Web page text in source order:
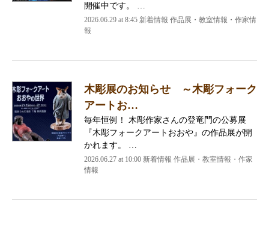
開催中です。 …
2026.06.29 at 8:45 新着情報 作品展・教室情報・作家情
報
木彫展のお知らせ ～木彫フォーク
アートお…
毎年恒例！ 木彫作家さんの登竜門の公募展
『木彫フォークアートおおや』の作品展が開
かれます。 …
2026.06.27 at 10:00 新着情報 作品展・教室情報・作家
情報